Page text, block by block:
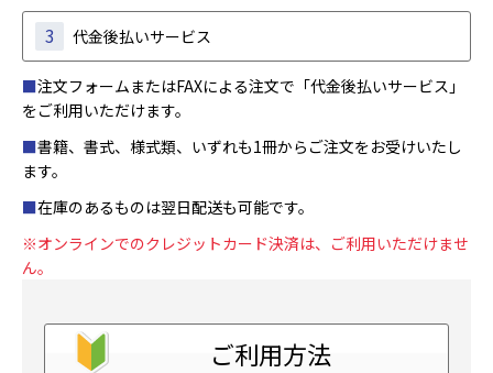
3 代金後払いサービス
■注文フォームまたはFAXによる注文で「代金後払いサービス」
をご利用いただけます。
■書籍、書式、様式類、いずれも1冊からご注文をお受けいたし
ます。
■在庫のあるものは翌日配送も可能です。
※オンラインでのクレジットカード決済は、ご利用いただけませ
ん。
ご利用方法